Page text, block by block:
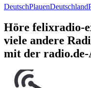
DeutschPlauenDeutschland
Höre felixradio-
viele andere
mit der